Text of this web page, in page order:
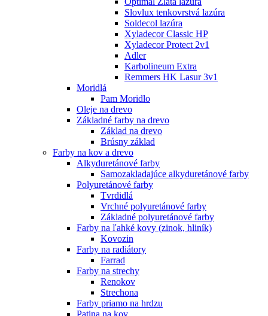
Slovlux tenkovrstvá lazúra
Soldecol lazúra
Xyladecor Classic HP
Xyladecor Protect 2v1
Adler
Karbolineum Extra
Remmers HK Lasur 3v1
Moridlá
Pam Moridlo
Oleje na drevo
Základné farby na drevo
Základ na drevo
Brúsny základ
Farby na kov a drevo
Alkyduretánové farby
Samozakladajúce alkyduretánové farby
Polyuretánové farby
Tvrdidlá
Vrchné polyuretánové farby
Základné polyuretánové farby
Farby na ľahké kovy (zinok, hliník)
Kovozin
Farby na radiátory
Farrad
Farby na strechy
Renokov
Strechona
Farby priamo na hrdzu
Patina na kov